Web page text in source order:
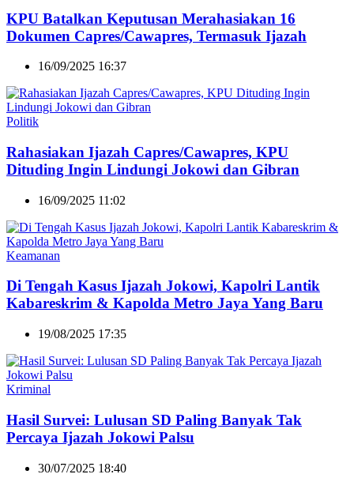
KPU Batalkan Keputusan Merahasiakan 16
Dokumen Capres/Cawapres, Termasuk Ijazah
16/09/2025 16:37
Politik
Rahasiakan Ijazah Capres/Cawapres, KPU
Dituding Ingin Lindungi Jokowi dan Gibran
16/09/2025 11:02
Keamanan
Di Tengah Kasus Ijazah Jokowi, Kapolri Lantik
Kabareskrim & Kapolda Metro Jaya Yang Baru
19/08/2025 17:35
Kriminal
Hasil Survei: Lulusan SD Paling Banyak Tak
Percaya Ijazah Jokowi Palsu
30/07/2025 18:40